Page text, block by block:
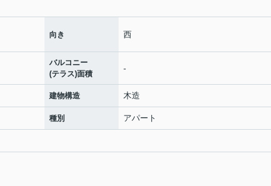
向き 西
バルコニー
(テラス)面積
-
建物構造 木造
種別 アパート